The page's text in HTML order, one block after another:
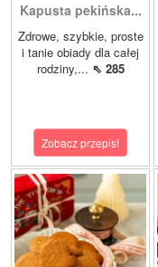
Kapusta pekińska...
Zdrowe, szybkie, proste
i tanie obiady dla całej
rodziny,... ⇖ 285
Zobacz przepis!